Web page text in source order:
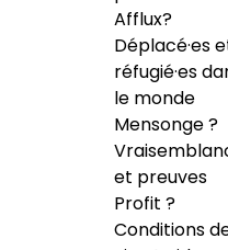
Afflux?
Déplacé·es
réfugié·es
le monde
Mensonge ?
et preuves
Profit ?
Conditions